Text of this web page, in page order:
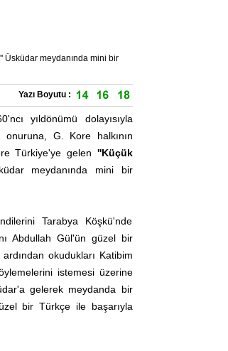
Üsküdar meydanında mini bir
Yazı Boyutu :
yıldönümü dolayısıyla
onuruna, G. Kore halkının
Türkiye'ye gelen ''Küçük
meydanında mini bir
Tarabya Köşkü'nde
Abdullah Gül'ün güzel bir
okudukları Katibim
istemesi üzerine
gelerek meydanda bir
bir Türkçe ile başarıyla